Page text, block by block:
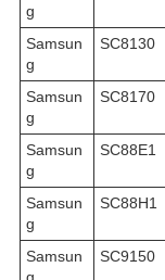
g
Samsun
g
SC8130
Samsun
g
SC8170
Samsun
g
SC88E1
Samsun
g
SC88H1
Samsun
g
SC9150